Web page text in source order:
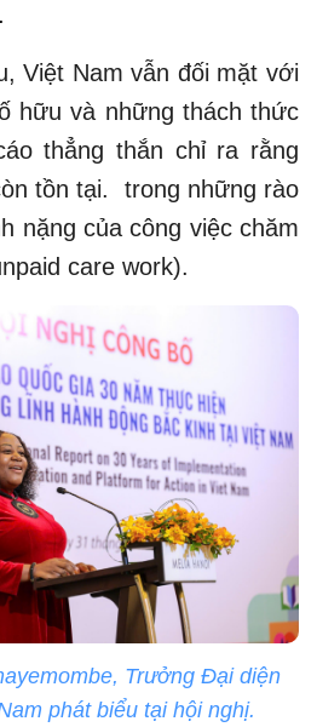
Việt Nam vẫn đối mặt với
hữu và những thách thức
thẳng thắn chỉ ra rằng
tồn tại. trong những rào
nặng của công việc chăm
care work).
Trưởng Đại diện
phát biểu tại hội nghị.